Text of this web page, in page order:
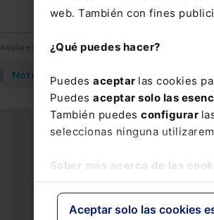
web. También con fines
¿Qué puedes hacer?
Puedes aceptar las cookies
Puedes aceptar solo las
También puedes configurar
seleccionas ninguna
Saber más acerca de las
Aceptar solo las cookies
Amplía esta información con
Noticia. Bonificación de la cuota de autónomos a